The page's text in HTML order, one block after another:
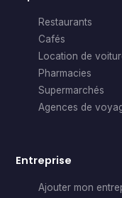
Restaurants
Cafés
Location de
Pharmacies
Supermarchés
Agences de
Entreprise
Ajouter mon